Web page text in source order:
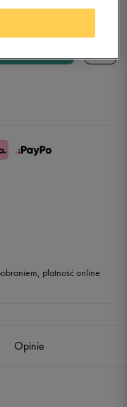
Powiadom o dostępności
płatność online
Opinie